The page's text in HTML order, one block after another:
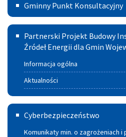
Punkt
Konsultacyjny
Szczucinie
Gminny Punkt Konsultacyjny
Partnerski
Projekt
Budowy
Instalacji
Odnawialnych
Źródeł
Energii
Partnerski Projekt Budowy
Źródeł Energii dla Gmin
Informacja ogólna
Aktualności
Cyberbezpieczeństwo
Cyberbezpieczeństwo
Komunikaty min. o zagrożeniach i